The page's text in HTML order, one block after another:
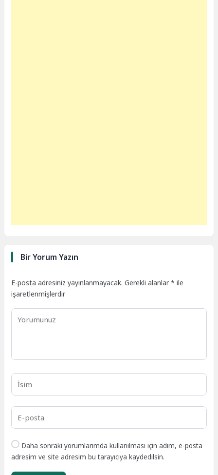
Bir Yorum Yazın
E-posta adresiniz yayınlanmayacak. Gerekli alanlar* ile
işaretlenmişlerdir
Daha sonraki yorumlarımda kullanılması için adım, e-posta
adresim ve site adresim bu tarayıcıya kaydedilsin.